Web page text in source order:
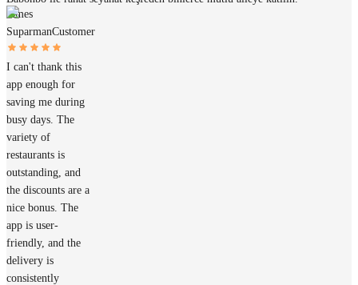
James
SuparmanCustomer
I can't thank this
app enough for
saving me during
busy days. The
variety of
restaurants is
outstanding, and
the discounts are a
nice bonus. The
app is user-
friendly, and the
delivery is
consistently